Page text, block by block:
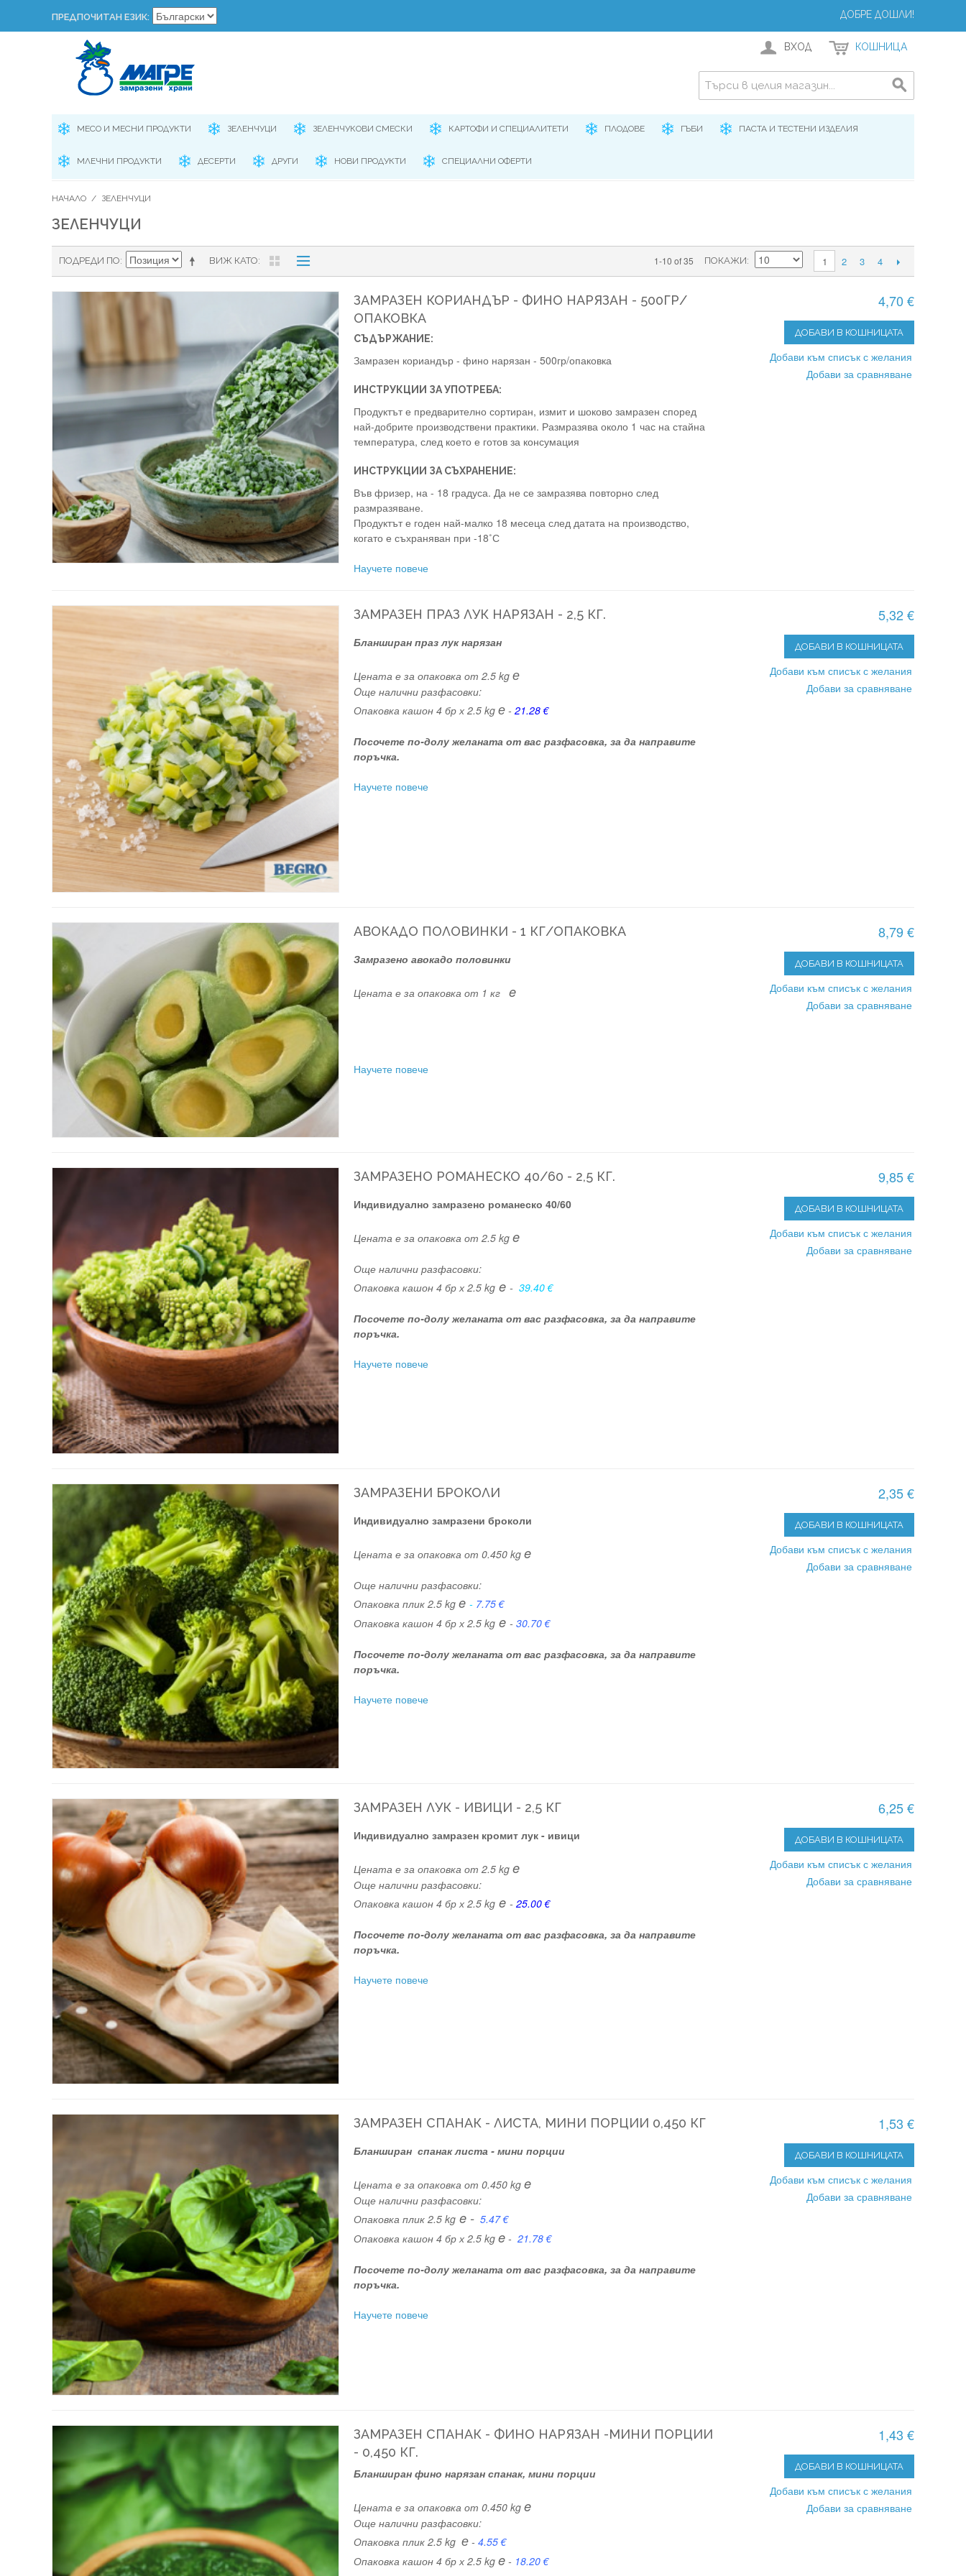
ПРЕДПОЧИТАН ЕЗИК: ДОБРЕ ДОШЛИ!
ВХОД КОШНИЦА
МЕСО И МЕСНИ ПРОДУКТИ ЗЕЛЕНЧУЦИ ЗЕЛЕНЧУКОВИ СМЕСКИ КАРТОФИ И СПЕЦИАЛИТЕТИ ПЛОДОВЕ ГЪБИ ПАСТА И ТЕСТЕНИ ИЗДЕЛИЯ
МЛЕЧНИ ПРОДУКТИ ДЕСЕРТИ ДРУГИ НОВИ ПРОДУКТИ СПЕЦИАЛНИ ОФЕРТИ
НАЧАЛО / ЗЕЛЕНЧУЦИ
ЗЕЛЕНЧУЦИ
ВИЖ КАТО
ПОДРЕДИ ПО 1-10 of 35 ПОКАЖИ 1 2 3 4
ЗАМРАЗЕН КОРИАНДЪР - ФИНО НАРЯЗАН - 500ГР/
ОПАКОВКА
4,70 €
ДОБАВИ В КОШНИЦАТА
Добави към списък с желания
Добави за сравняване
СЪДЪРЖАНИЕ:
Замразен кориандър - фино нарязан - 500гр/опаковка
ИНСТРУКЦИИ ЗА УПОТРЕБА:
Продуктът е предварително сортиран, измит и шоково замразен според
най-добрите производствени практики. Размразява около 1 час на стайна
температура, след което е готов за консумация
ИНСТРУКЦИИ ЗА СЪХРАНЕНИЕ:
Във фризер, на - 18 градуса. Да не се замразява повторно след
размразяване.
Продуктът е годен най-малко 18 месеца след датата на производство,
когато е съхраняван при -18˚С
Научете повече
ЗАМРАЗЕН ПРАЗ ЛУК НАРЯЗАН - 2,5 КГ. 5,32 €
ДОБАВИ В КОШНИЦАТА
Добави към списък с желания
Добави за сравняване
Бланширан праз лук нарязан
Цената е за опаковка от 2.5 kg е
Oще налични разфасовки:
Опаковка кашон 4 бр х 2.5 kg е - 21.28 €
Посочете по-долу желаната от вас разфасовка, за да направите
поръчка.
Научете повече
АВОКАДО ПОЛОВИНКИ - 1 КГ/ОПАКОВКА 8,79 €
ДОБАВИ В КОШНИЦАТА
Добави към списък с желания
Добави за сравняване
Замразено авокадо половинки
Цената е за опаковка от 1 кг e
Научете повече
ЗАМРАЗЕНО РОМАНЕСКО 40/60 - 2,5 КГ. 9,85 €
ДОБАВИ В КОШНИЦАТА
Добави към списък с желания
Добави за сравняване
Индивидуално замразено романеско 40/60
Цената е за опаковка от 2.5 kg e
Още налични разфасовки:
Опаковка кашон 4 бр х 2.5 kg e - 39.40 €
Посочете по-долу желаната от вас разфасовка, за да направите
поръчка.
Научете повече
ЗАМРАЗЕНИ БРОКОЛИ 2,35 €
ДОБАВИ В КОШНИЦАТА
Добави към списък с желания
Добави за сравняване
Индивидуално замразени броколи
Цената е за опаковка от 0.450 kg e
Още налични разфасовки:
Опаковка плик 2.5 kg e - 7.75 €
Опаковка кашон 4 бр х 2.5 kg e - 30.70 €
Посочете по-долу желаната от вас разфасовка, за да направите
поръчка.
Научете повече
ЗАМРАЗЕН ЛУК - ИВИЦИ - 2,5 КГ 6,25 €
ДОБАВИ В КОШНИЦАТА
Добави към списък с желания
Добави за сравняване
Индивидуално замразен кромит лук - ивици
Цената е за опаковка от 2.5 kg e
Още налични разфасовки:
Опаковка кашон 4 бр х 2.5 kg e - 25.00 €
Посочете по-долу желаната от вас разфасовка, за да направите
поръчка.
Научете повече
ЗАМРАЗЕН СПАНАК - ЛИСТА, МИНИ ПОРЦИИ 0,450 КГ 1,53 €
ДОБАВИ В КОШНИЦАТА
Добави към списък с желания
Добави за сравняване
Бланширан спанак листа - мини порции
Цената е за опаковка от 0.450 kg e
Още налични разфасовки:
Опаковка плик 2.5 kg e - 5.47 €
Опаковка кашон 4 бр х 2.5 kg e - 21.78 €
Посочете по-долу желаната от вас разфасовка, за да направите
поръчка.
Научете повече
ЗАМРАЗЕН СПАНАК - ФИНО НАРЯЗАН -МИНИ ПОРЦИИ
- 0,450 КГ.
1,43 €
ДОБАВИ В КОШНИЦАТА
Добави към списък с желания
Добави за сравняване
Бланширан фино нарязан спанак, мини порции
Цената е за опаковка от 0.450 kg e
Още налични разфасовки:
Опаковка плик 2.5 kg е - 4.55 €
Опаковка кашон 4 бр х 2.5 kg e - 18.20 €